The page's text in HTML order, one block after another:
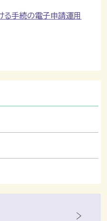
る手続の電子申請運用